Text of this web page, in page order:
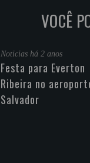
VOCÊ
Noticias há 2 anos
Festa para Everton
Ribeira no
Salvador